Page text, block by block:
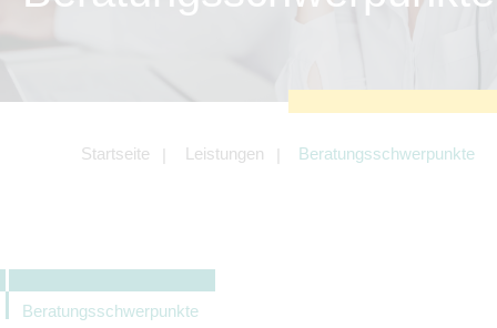
Startseite Leistungen Beratungsschwerpunkte
Beratungsschwerpunkte
Tracking- und Targeting-Cookies
Angebotes einschließlich der
Angeboten von z.B. Facebook und
LinkedIn.
können.